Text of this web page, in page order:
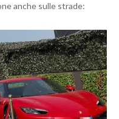
anche sulle strade: